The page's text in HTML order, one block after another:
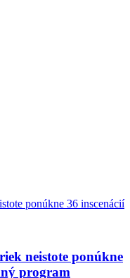
neistote ponúkne
program